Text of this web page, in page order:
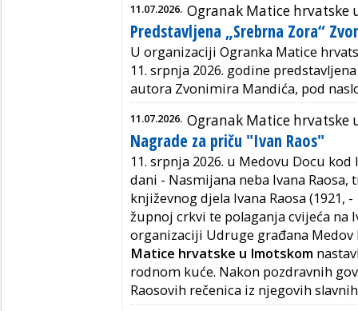
11.07.2026. Ogranak Matice hrvatske
Predstavljena „Srebrna Zora“
U organizaciji Ogranka Matice
11. srpnja 2026. godine
autora Zvonimira Mandića, pod
11.07.2026. Ogranak Matice hrvatske
Nagrade za priču "Ivan Raos"
11. srpnja 2026. u Medovu Docu
dani - Nasmijana neba Ivana
književnog djela Ivana Raosa (1921,
župnoj crkvi te polaganja cvijeća na
organizaciji Udruge građana Medov
Matice hrvatske u Imotskom
rodnom kuće. Nakon pozdravnih
Raosovih rečenica iz njegovih